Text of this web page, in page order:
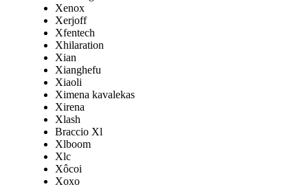
Xenox
Xerjoff
Xfentech
Xhilaration
Xian
Xianghefu
Xiaoli
Ximena kavalekas
Xirena
Xlash
Braccio Xl
Xlboom
Xlc
Xôcoi
Xoxo